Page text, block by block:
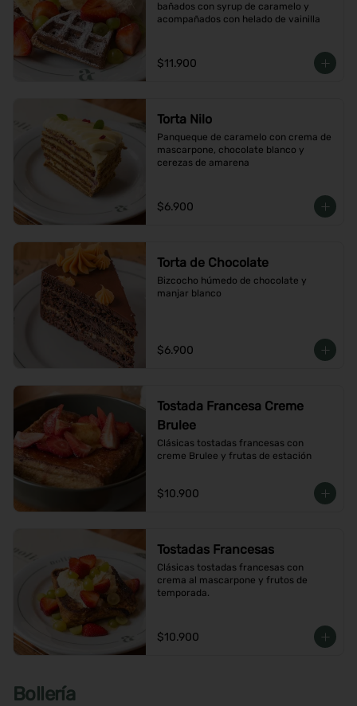
bañados con syrup de caramelo y
acompañados con helado de vainilla
$11.900
Torta Nilo
Panqueque de caramelo con crema de
mascarpone, chocolate blanco y
cerezas de amarena
$6.900
Torta de Chocolate
Bizcocho húmedo de chocolate y
manjar blanco
$6.900
Tostada Francesa Creme
Brulee
Clásicas tostadas francesas con
creme Brulee y frutas de estación
$10.900
Tostadas Francesas
Clásicas tostadas francesas con
crema al mascarpone y frutos de
temporada.
$10.900
Bollería